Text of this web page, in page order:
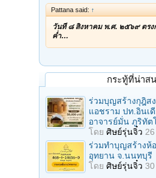
Pattana said: ↑
วันที่ ๘ สิงหาคม พ.ศ. ๒๕๖๙ ตรง
ค่ำ…
กระทู้ที่น่าส
ร่วมบุญสร้างกุฎิส
แอชราม ปท.อินเ
อาจารย์มั่น ภูริทัต
โดย ศิษย์รุ่นจิ๋ว
ร่วมทําบุญสร้างห้
อุทยาน จ.นนทบุรี
โดย ศิษย์รุ่นจิ๋ว